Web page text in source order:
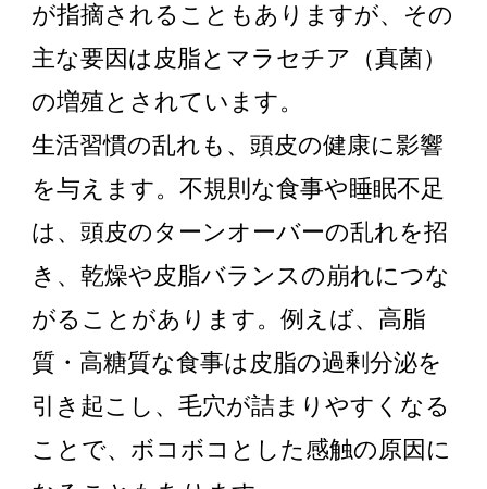
が指摘されることもありますが、その
主な要因は皮脂とマラセチア（真菌）
の増殖とされています。
生活習慣の乱れも、頭皮の健康に影響
を与えます。不規則な食事や睡眠不足
は、頭皮のターンオーバーの乱れを招
き、乾燥や皮脂バランスの崩れにつな
がることがあります。例えば、高脂
質・高糖質な食事は皮脂の過剰分泌を
引き起こし、毛穴が詰まりやすくなる
ことで、ボコボコとした感触の原因に